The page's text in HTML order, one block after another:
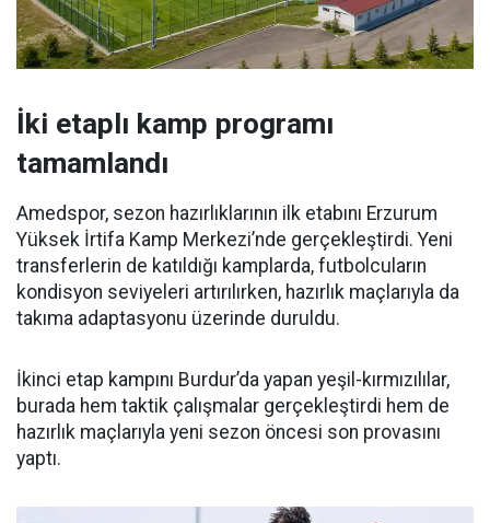
İki etaplı kamp programı
tamamlandı
Amedspor, sezon hazırlıklarının ilk etabını Erzurum
Yüksek İrtifa Kamp Merkezi’nde gerçekleştirdi. Yeni
transferlerin de katıldığı kamplarda, futbolcuların
kondisyon seviyeleri artırılırken, hazırlık maçlarıyla da
takıma adaptasyonu üzerinde duruldu.
İkinci etap kampını Burdur’da yapan yeşil-kırmızılılar,
burada hem taktik çalışmalar gerçekleştirdi hem de
hazırlık maçlarıyla yeni sezon öncesi son provasını
yaptı.